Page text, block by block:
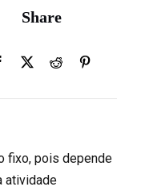
Share
fixo, pois depende
atividade